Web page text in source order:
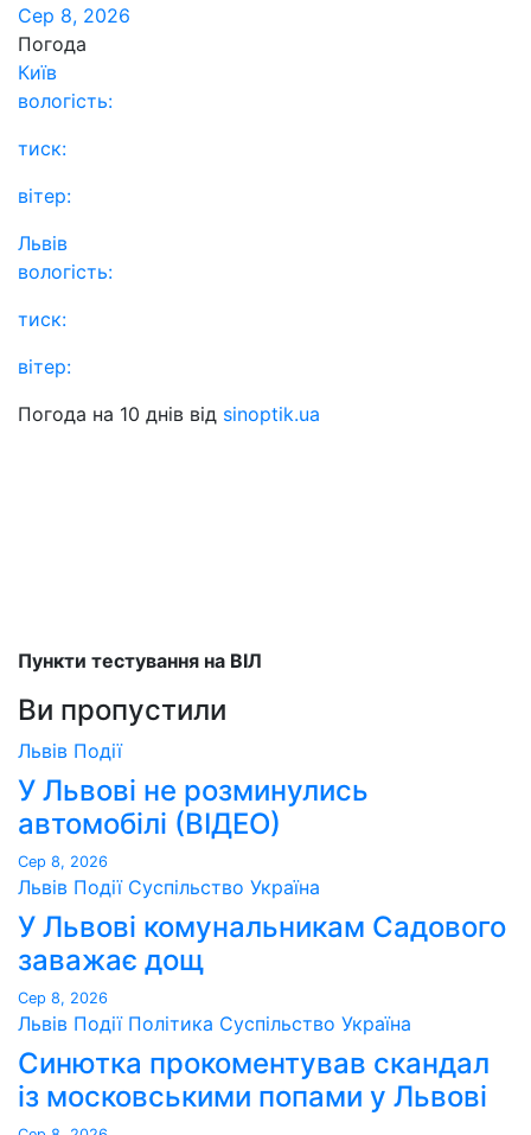
Сер 8, 2026
Погода
Київ
вологість:
тиск:
вітер:
Львів
вологість:
тиск:
вітер:
Погода на 10 днів від sinoptik.ua
Пункти тестування на ВІЛ
Ви пропустили
Львів Події
У Львові не розминулись
автомобілі (ВІДЕО)
Сер 8, 2026
Львів Події Суспільство Україна
У Львові комунальникам Садового
заважає дощ
Сер 8, 2026
Львів Події Політика Суспільство Україна
Синютка прокоментував скандал
із московськими попами у Львові